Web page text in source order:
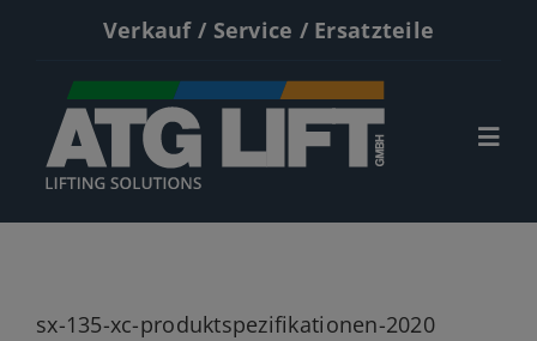
springen
Verkauf / Service / Ersatzteile
sx-135-xc-produktspezifikationen-2020